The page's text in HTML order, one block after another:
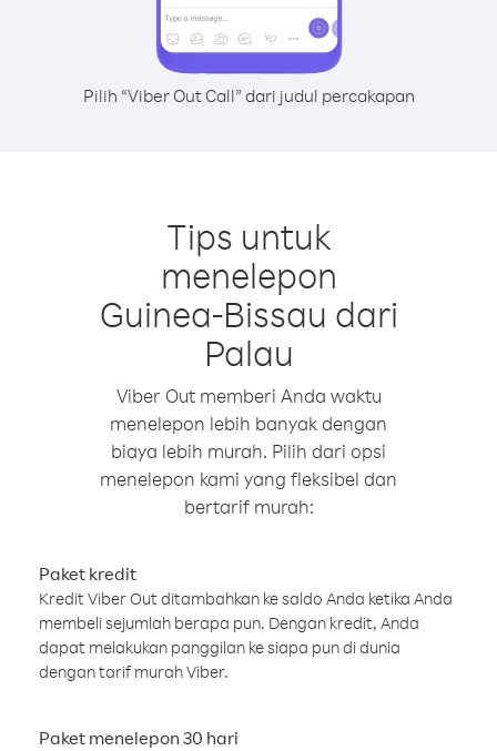
Pilih “Viber Out Call” dari judul percakapan
Tips untuk
menelepon
Guinea-Bissau dari
Palau
Viber Out memberi Anda waktu
menelepon lebih banyak dengan
biaya lebih murah. Pilih dari opsi
menelepon kami yang fleksibel dan
bertarif murah:
Paket kredit
Kredit Viber Out ditambahkan ke saldo Anda ketika Anda
membeli sejumlah berapa pun. Dengan kredit, Anda
dapat melakukan panggilan ke siapa pun di dunia
dengan tarif murah Viber.
Paket menelepon 30 hari